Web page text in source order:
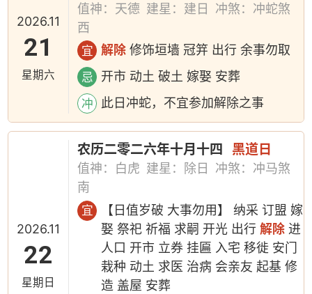
2026.11
21
星期六
值神：天德 建星：建日
冲煞：冲蛇煞
西
宜 解除 修饰垣墙 冠笄 出行 余事勿取
忌 开市 动土 破土 嫁娶 安葬
冲 此日冲蛇，不宜参加解除之事
2026.11
22
星期日
农历二零二六年十月十四 黑道日
值神：白虎 建星：除日
冲煞：冲马煞
南
宜
【日值岁破 大事勿用】 纳采 订盟 嫁
娶 祭祀 祈福 求嗣 开光 出行解除 进
人口 开市 立券 挂匾 入宅 移徙 安门
栽种 动土 求医 治病 会亲友 起基 修
造 盖屋 安葬